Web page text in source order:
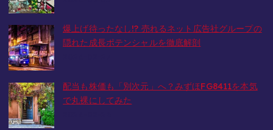
爆上げ待ったなし!? 売れるネット広告社グループの
隠れた成長ポテンシャルを徹底解剖
配当も株価も「別次元」へ？みずほFG8411を本気
で丸裸にしてみた